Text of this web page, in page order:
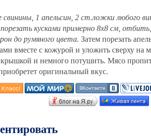
свинины, 1 апельсин, 2 ст.ложки любого
кусками примерно 8x8 см,
до румяного цвета. Затем порезать
вместе с кожурой и уложить сверху на
и немного потушить. Мясо
оригинальный вкус.